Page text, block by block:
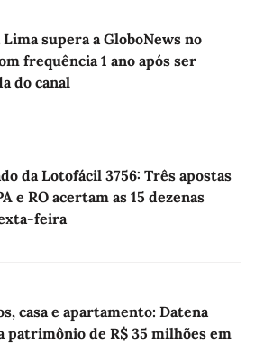
supera a GloboNews no
frequência 1 ano após ser
do canal
da Lotofácil 3756: Três apostas
e RO acertam as 15 dezenas
feira
casa e apartamento: Datena
patrimônio de R$ 35 milhões em